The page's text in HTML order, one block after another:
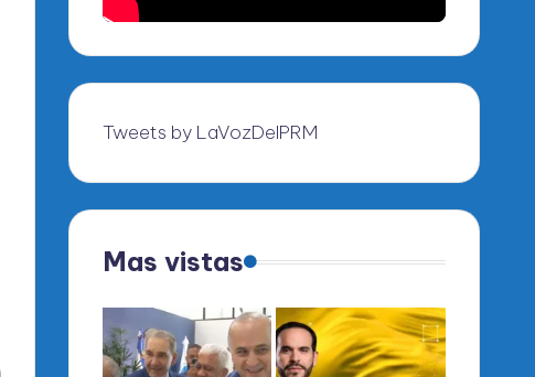
Tweets by LaVozDelPRM
Mas vistas